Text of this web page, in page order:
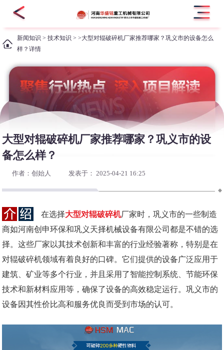
新闻知识 >技术知识 > >大型对辊破碎机厂家推荐哪家？巩义市的设备怎么
样？详情
大型对辊破碎机厂家推荐哪家？巩义市的设
备怎么样？
作者：创始人 发表于： 2025-04-21 16:25
在选择大型对辊破碎机厂家时，巩义市的一些制造
商如河南创申环保和巩义天择机械设备有限公司都是不错的选
择。这些厂家以其技术创新和丰富的行业经验著称，特别是在
对辊破碎机领域有着良好的口碑。它们提供的设备广泛应用于
建筑、矿业等多个行业，并且采用了智能控制系统、节能环保
技术和新材料应用等，确保了设备的高效稳定运行。巩义市的
设备因其性价比高和服务优良而受到市场的认可。